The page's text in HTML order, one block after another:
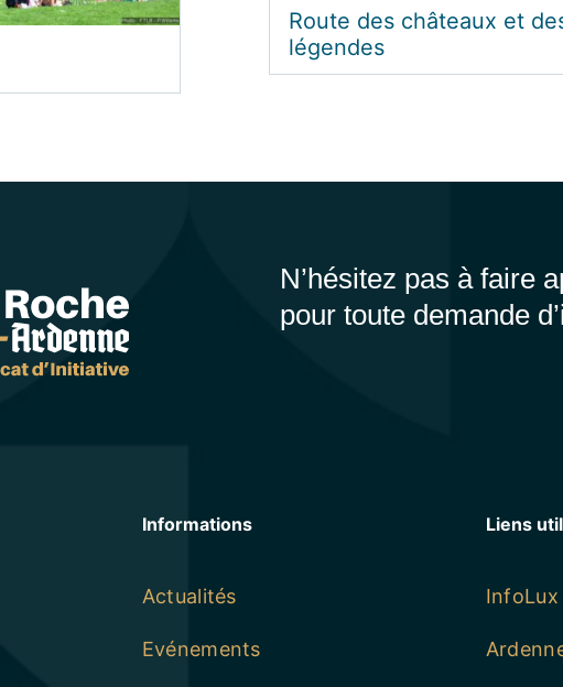
Route des châteaux et
légendes
N’hésitez pas à faire
pour toute demande
Informations
Actualités
Evénements
Liens
InfoLux